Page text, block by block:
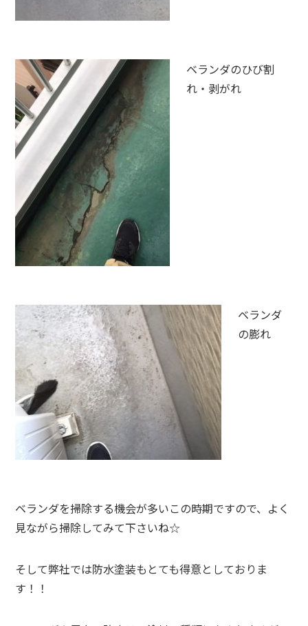
ベランダのひび割
れ・剥がれ
ベランダ
の膨れ
ベランダを掃除する機会が多いこの時期ですので、よく
見ながら掃除してみて下さいね☆
そして弊社では防水塗装もとても得意としておりま
す！！